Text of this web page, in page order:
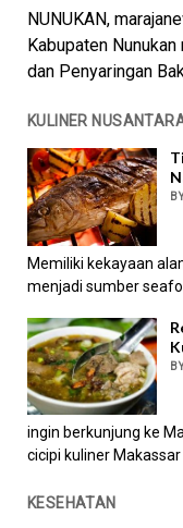
NUNUKAN,
Kabupaten
dan Penyaringan
KULINER
Memiliki kekayaan
menjadi sumber
ingin berkunjung ke
cicipi kuliner
KESEHATAN